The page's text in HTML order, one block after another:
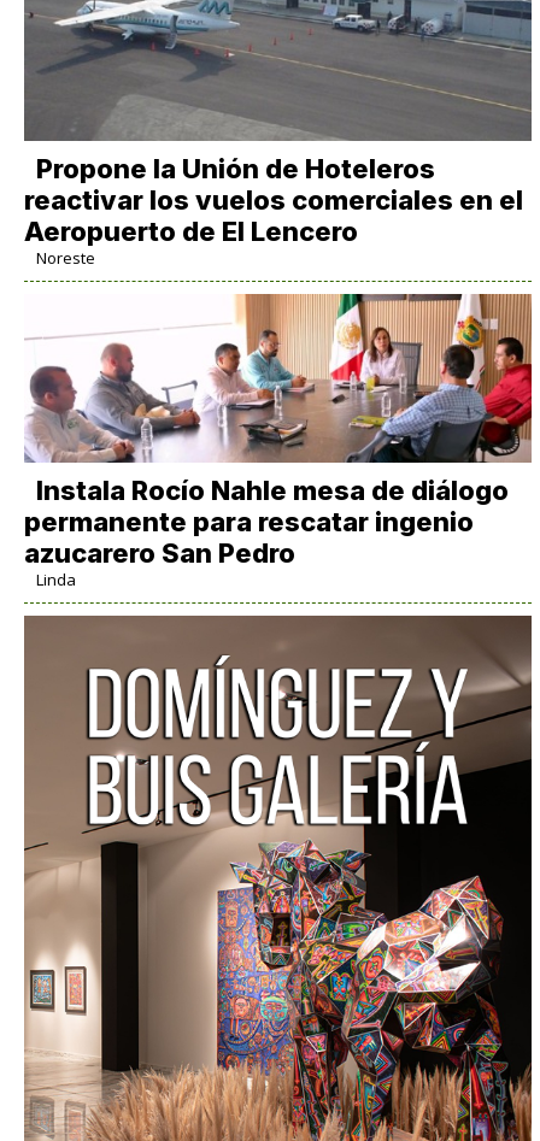
Propone la Unión de Hoteleros
reactivar los vuelos comerciales en el
Aeropuerto de El Lencero
Noreste
Instala Rocío Nahle mesa de diálogo
permanente para rescatar ingenio
azucarero San Pedro
Linda